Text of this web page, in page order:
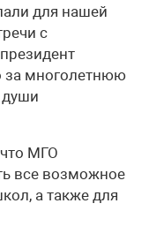
для нашей
с
за многолетнюю
МГО
все возможное
а также для